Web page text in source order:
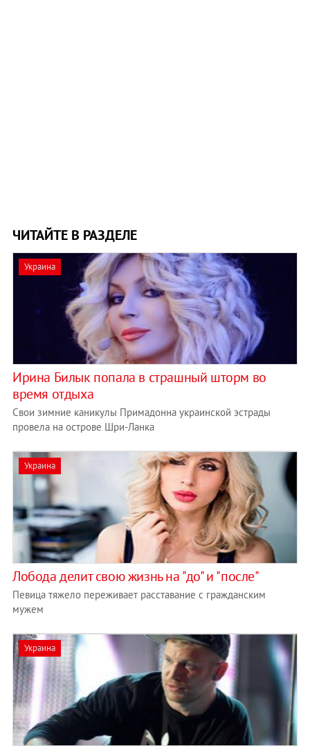
ЧИТАЙТЕ В РАЗДЕЛЕ
Украина
Ирина Билык попала в страшный шторм во
время отдыха
Свои зимние каникулы Примадонна украинской эстрады
провела на острове Шри-Ланка
Украина
Лобода делит свою жизнь на "до" и "после"
Певица тяжело переживает расставание с гражданским
мужем
Украина